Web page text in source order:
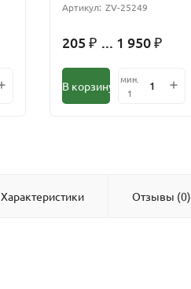
Артикул: ZV-25249
205 ₽ ... 1 950 ₽
В корзину
мин.
1
Характеристики Отзывы (0)